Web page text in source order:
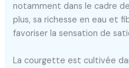
notamment dans le cadre
plus, sa richesse en eau et
favoriser la sensation de
La courgette est cultivée